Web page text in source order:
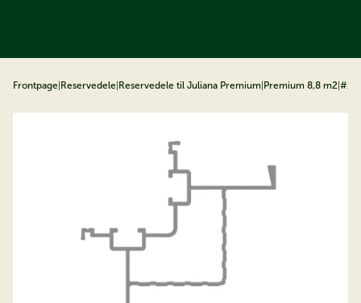
Frontpage Reservedele Reservedele til Juliana Premium Premium 8,8 m2 #14